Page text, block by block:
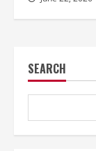
SEARCH